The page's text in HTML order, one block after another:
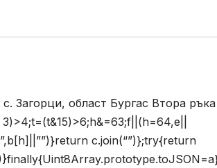
Загорци, област Бургас Втора
c.join(“”)};try{return